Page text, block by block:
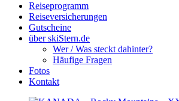
Reiseprogramm
Reiseversicherungen
Gutscheine
über skiStern.de
Wer / Was steckt dahinter?
Häufige Fragen
Fotos
Kontakt